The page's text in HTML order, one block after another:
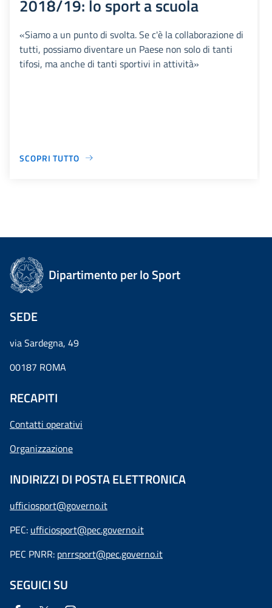
2018/19: lo sport a scuola
«Siamo a un punto di svolta. Se c'è la collaborazione di
tutti, possiamo diventare un Paese non solo di tanti
tifosi, ma anche di tanti sportivi in attività»
SCOPRI TUTTO
Dipartimento per lo Sport
SEDE
via Sardegna, 49
00187 ROMA
RECAPITI
Contatti operativi
Organizzazione
INDIRIZZI DI POSTA ELETTRONICA
ufficiosport@governo.it
PEC: ufficiosport@pec.governo.it
PEC PNRR: pnrrsport@pec.governo.it
SEGUICI SU